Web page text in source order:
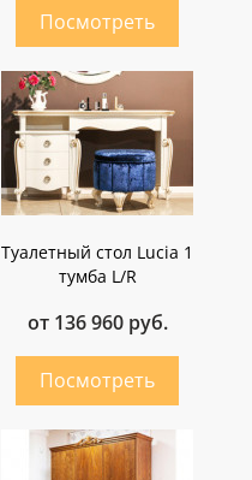
Туалетный стол Lucia 1
тумба L/R
от 136 960 руб.